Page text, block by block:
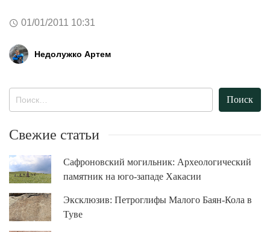
01/01/2011 10:31
Недолужко Артем
Свежие статьи
Сафроновский могильник: Археологический
памятник на юго-западе Хакасии
Эксклюзив: Петроглифы Малого Баян-Кола в
Туве